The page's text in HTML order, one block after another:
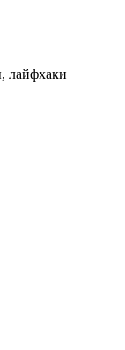
лайфхаки